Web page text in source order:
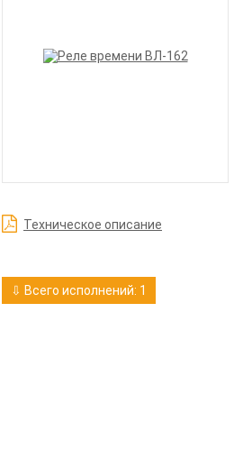
Техническое описание
⇩ Всего исполнений: 1